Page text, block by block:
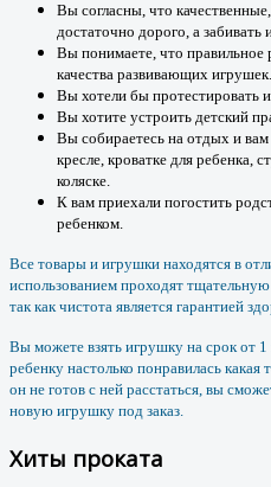
Вы согласны, что
достаточно дорого, а
Вы понимаете, что правильное
качества развивающих игрушек.
Вы хотели бы протестировать
Вы хотите устроить детский
Вы собираетесь на отдых и
кресле, кроватке для ребенка,
коляске.
К вам приехали погостить
ребенком.
Все товары и игрушки находятся в
использованием проходят
так как чистота является гарантией
Вы можете взять игрушку на срок от
ребенку настолько понравилась
он не готов с ней расстаться, вы
новую игрушку под заказ.
Хиты проката